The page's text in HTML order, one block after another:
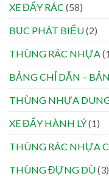
XE ĐẨY RÁC (58)
BỤC PHÁT BIỂU(2)
THÙNG RÁC NHỰA
BẢNG CHỈ DẪN –
THÙNG NHỰA
XE ĐẨY HÀNH LÝ(1)
THÙNG RÁC NHỰA
THÙNG ĐỰNG DÙ(3)